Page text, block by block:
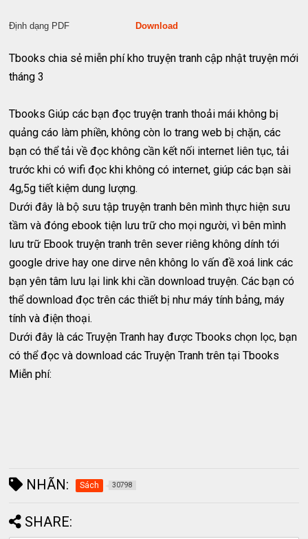
Định dạng PDF Download
Tbooks chia sẻ miễn phí kho truyện tranh cập nhật truyện mới
tháng 3
Tbooks Giúp các bạn đọc truyện tranh thoải mái không bị
quảng cáo làm phiền, không còn lo trang web bị chặn, các
bạn có thể tải về đọc không cần kết nối internet liên tục, tải
trước khi có wifi đọc khi không có internet, giúp các bạn sài
4g,5g tiết kiệm dung lượng.
Dưới đây là bộ sưu tập truyện tranh bên mình thực hiện sưu
tầm và đóng ebook tiện lưu trữ cho mọi người, vì bên mình
lưu trữ Ebook truyện tranh trên sever riêng không dính tới
google drive hay one dirve nên không lo vấn đề xoá link các
bạn yên tâm lưu lại link khi cần download truyện. Các bạn có
thể download đọc trên các thiết bị như máy tính bảng, máy
tính và điện thoại.
Dưới đây là các Truyện Tranh hay được Tbooks chọn lọc, bạn
có thể đọc và download các Truyện Tranh trên tại Tbooks
Miễn phí:
NHÃN: Sách 30798
SHARE: